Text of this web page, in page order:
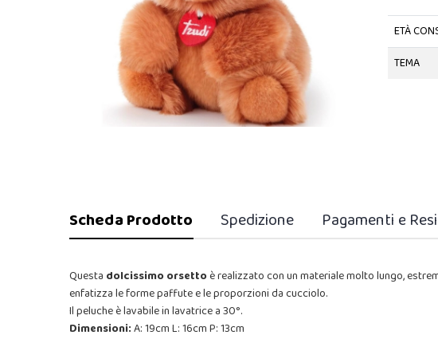
ETÀ
TEMA
Scheda Prodotto Spedizione Pagamenti e Resi
Questa dolcissimo orsettoè realizzato con un materiale molto lungo,
enfatizza le forme paffute e le proporzioni da cucciolo.
Il peluche è lavabile in lavatrice a 30°.
Dimensioni:A: 19cm L: 16cm P: 13cm